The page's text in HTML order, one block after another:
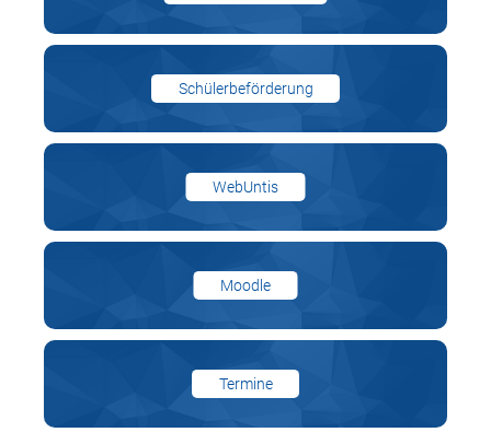
Schülerbeförderung
WebUntis
Moodle
Termine